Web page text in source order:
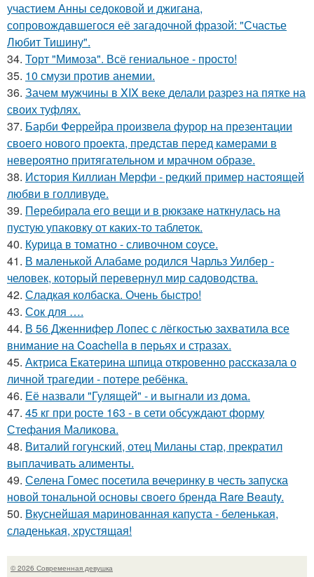
участием Анны седоковой и джигана,
сопровождавшегося её загадочной фразой: "Счастье
Любит Тишину".
34. Торт "Мимоза". Всё гениальное - просто!
35. 10 смузи против анемии.
36. Зачем мужчины в XIX веке делали разрез на пятке на
своих туфлях.
37. Барби Феррейра произвела фурор на презентации
своего нового проекта, представ перед камерами в
невероятно притягательном и мрачном образе.
38. История Киллиан Мерфи - редкий пример настоящей
любви в голливуде.
39. Перебирала его вещи и в рюкзаке наткнулась на
пустую упаковку от каких-то таблеток.
40. Курица в томатно - сливочном соусе.
41. В маленькой Алабаме родился Чарльз Уилбер -
человек, который перевернул мир садоводства.
42. Сладкая колбаска. Очень быстро!
43. Сок для ….
44. В 56 Дженнифер Лопес с лёгкостью захватила все
внимание на Coachella в перьях и стразах.
45. Актриса Екатерина шпица откровенно рассказала о
личной трагедии - потере ребёнка.
46. Её назвали "Гулящей" - и выгнали из дома.
47. 45 кг при росте 163 - в сети обсуждают форму
Стефания Маликова.
48. Виталий гогунский, отец Миланы стар, прекратил
выплачивать алименты.
49. Селена Гомес посетила вечеринку в честь запуска
новой тональной основы своего бренда Rare Beauty.
50. Вкуснейшая маринованная капуста - беленькая,
сладенькая, хрустящая!
© 2026 Современная девушка